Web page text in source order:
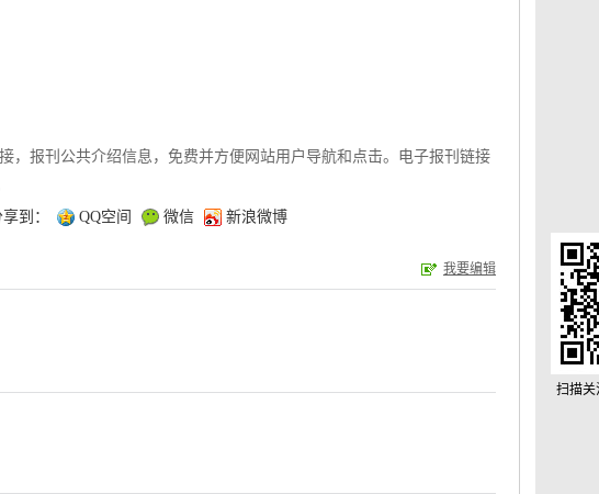
，报刊公共介绍信息，免费并方便网站用户导航和点击。电子报刊链接
到： QQ空间 微信 新浪微博
我要编辑
扫描关